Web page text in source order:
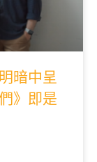
暗中呈
》即是